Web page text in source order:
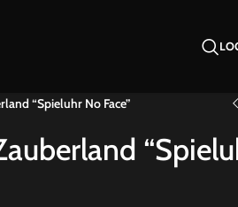
“Spieluhr No Face”